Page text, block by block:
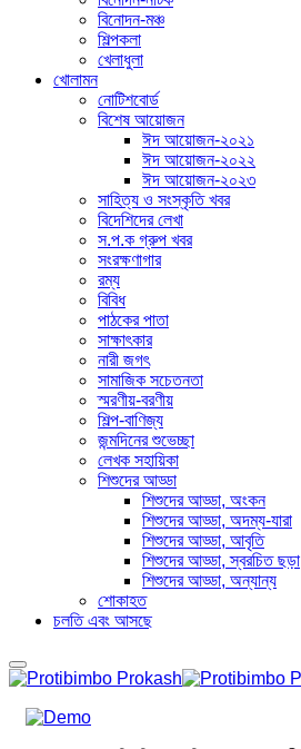
বিনোদন-মঞ্চ
শিল্পকলা
খেলাধুলা
খোলামন
নোটিশবোর্ড
বিশেষ আয়োজন
ঈদ আয়োজন-২০২১
ঈদ আয়োজন-২০২২
ঈদ আয়োজন-২০২৩
সাহিত্য ও সংস্কৃতি খবর
বিদেশিদের লেখা
স.প.ক গ্রুপ খবর
সংরক্ষণাগার
রম্য
বিবিধ
পাঠকের পাতা
সাক্ষাৎকার
নারী জগৎ
সামাজিক সচেতনতা
স্মরণীয়-বরণীয়
শিল্প-বাণিজ্য
জন্মদিনের শুভেচ্ছা
লেখক সহায়িকা
শিশুদের আড্ডা
শিশুদের আড্ডা, অংকন
শিশুদের আড্ডা, অদম্য-যারা
শিশুদের আড্ডা, আবৃতি
শিশুদের আড্ডা, স্বরচিত ছড়া
শিশুদের আড্ডা, অন্যান্য
শোকাহত
চলতি এবং আসছে